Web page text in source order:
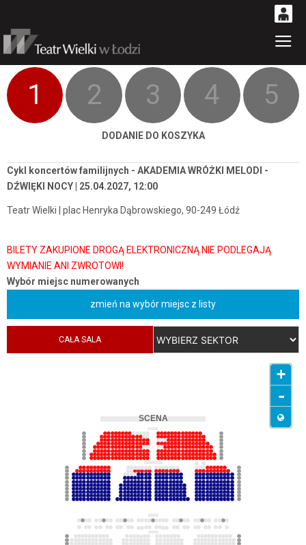
0
0,00
PLN
14
1 2 3 4 5
DODANIE DO KOSZYKA
Cykl koncertów familijnych - AKADEMIA WRÓŻKI MELODI -
DŹWIĘKI NOCY | 25.04.2027, 12:00
Teatr Wielki | plac Henryka Dąbrowskiego, 90-249 Łódź
Wybór miejsc numerowanych
zmień na wybór miejsc z listy
CAŁA SALA
+
-